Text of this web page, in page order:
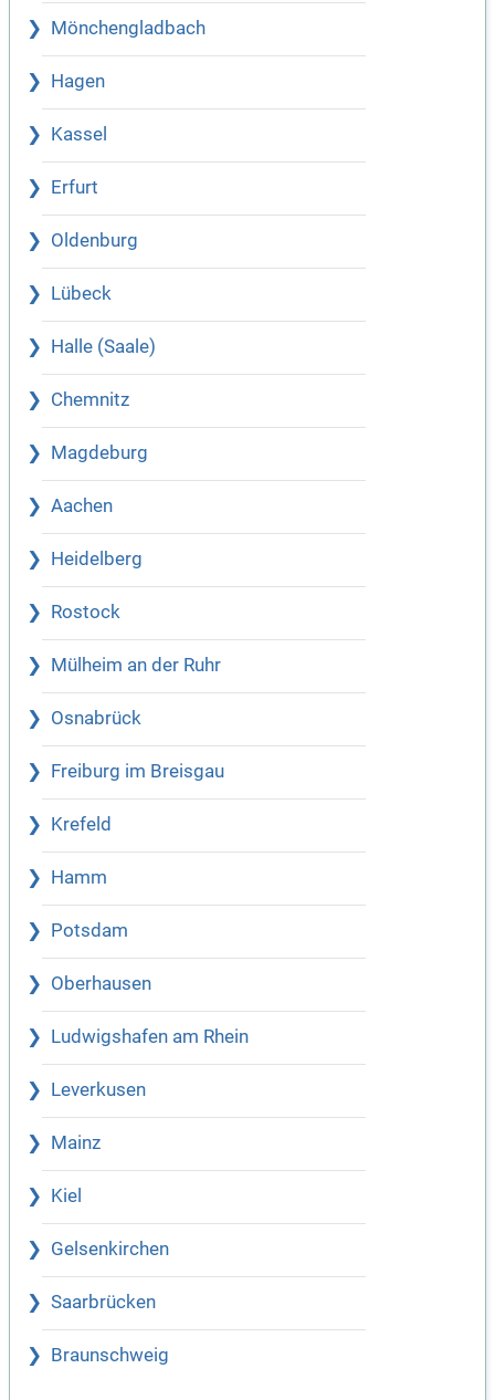
Mönchengladbach
Hagen
Kassel
Erfurt
Oldenburg
Lübeck
Halle (Saale)
Chemnitz
Magdeburg
Aachen
Heidelberg
Rostock
Mülheim an der Ruhr
Osnabrück
Freiburg im Breisgau
Krefeld
Hamm
Potsdam
Oberhausen
Ludwigshafen am Rhein
Leverkusen
Mainz
Kiel
Gelsenkirchen
Saarbrücken
Braunschweig